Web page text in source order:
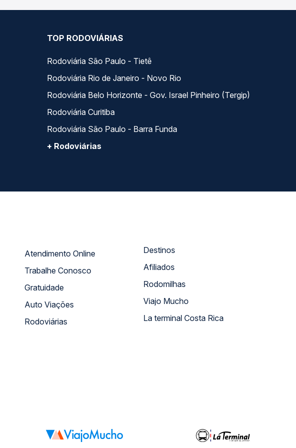
TOP RODOVIÁRIAS
Rodoviária São Paulo - Tietê
Rodoviária Rio de Janeiro - Novo Rio
Rodoviária Belo Horizonte - Gov. Israel Pinheiro (Tergip)
Rodoviária Curitiba
Rodoviária São Paulo - Barra Funda
+ Rodoviárias
Atendimento Online
Trabalhe Conosco
Gratuidade
Auto Viações
Rodoviárias
Destinos
Afiliados
Rodomilhas
Viajo Mucho
La terminal Costa Rica